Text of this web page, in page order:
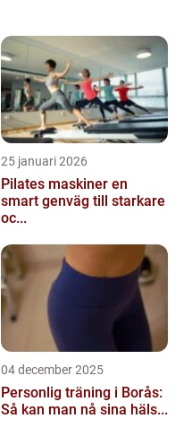
25 januari 2026
Pilates maskiner en
smart genväg till starkare
oc...
04 december 2025
Personlig träning i Borås:
Så kan man nå sina häls...